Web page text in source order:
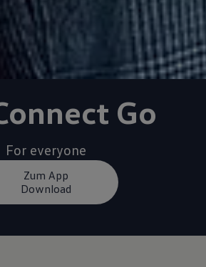
Go
For everyone
Zum App
Download